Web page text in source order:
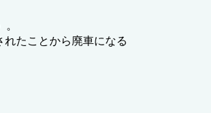
たことから廃車になる